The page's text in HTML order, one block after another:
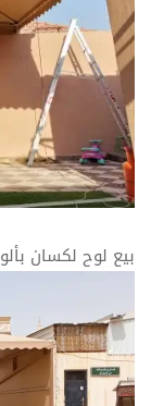
بيع لوح لكسان